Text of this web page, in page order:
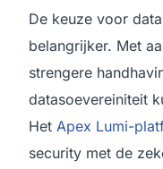
De keuze voor
belangrijker. Met
strengere
datasoevereiniteit
Het Apex Lumi-
security met de